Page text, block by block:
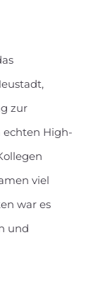
zur
echten High-
viel
war es
und